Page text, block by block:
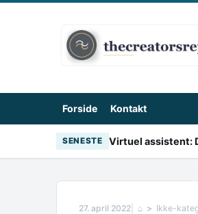
Forside Kontakt
SENESTE Virtuel assistent:
27. april 2022 ⌂ Ikke-